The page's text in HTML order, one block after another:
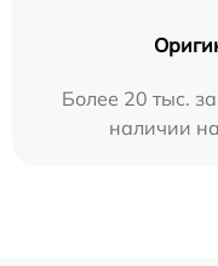
Более 20 тыс.
наличии